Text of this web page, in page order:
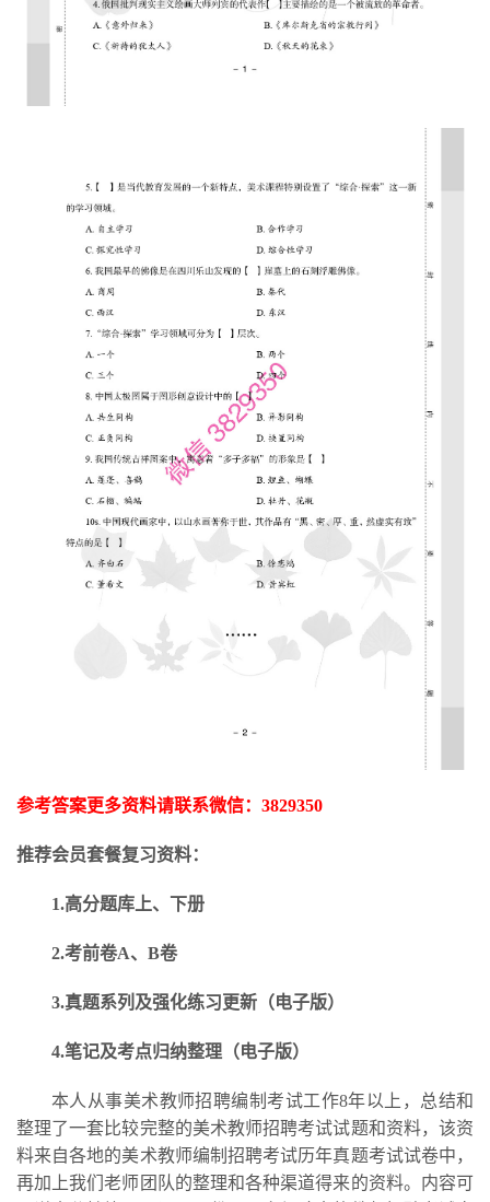
参考答案更多资料请联系微信： 3829350
推荐会员套餐复习资料：
1.高分题库上、下册
2.考前卷A、B卷
3.真题系列及强化练习更新 （电子版）
4.笔记及考点归纳整理（电子版）
本人从事美术教师招聘编制考试工作8年以上，总结和
整理了一套比较完整的美术教师招聘考试试题和资料，该资
料来自各地的美术教师编制招聘考试历年真题考试试卷中，
再加上我们老师团队的整理和各种渠道得来的资料。内容可